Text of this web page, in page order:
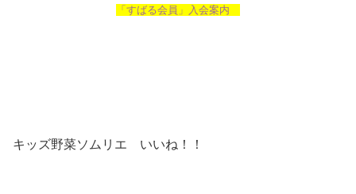
「すばる会員」入会案内
キッズ野菜ソムリエ いいね！！